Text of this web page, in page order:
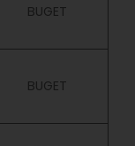
BUGET
BUGET